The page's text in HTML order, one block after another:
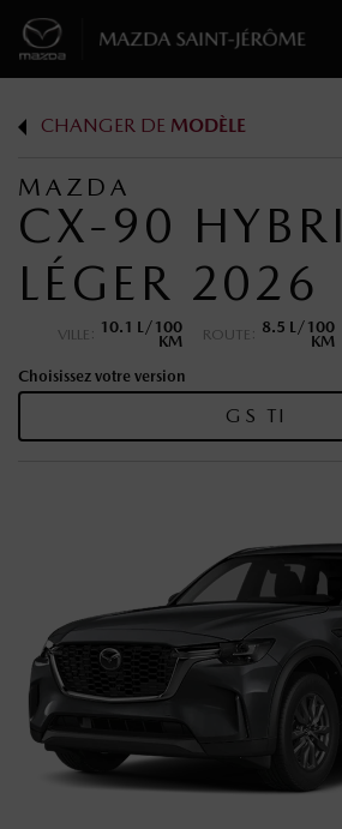
CHANGER DE MODÈLE
MAZDA
CX-90
LÉGER 2026
VILLE: 10.1 L/100
KM
ROUTE: 8.5 L/100
KM
Choisissez votre version
GS TI